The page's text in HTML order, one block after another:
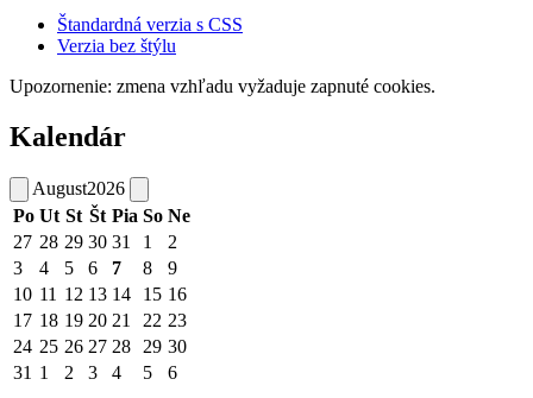
Štandardná verzia s CSS
Verzia bez štýlu
Upozornenie: zmena vzhľadu vyžaduje zapnuté cookies.
Kalendár
August2026
Po Ut St Št Pia So Ne
27 28 29 30 31 1
2
3
4 5 6 7 8
9
10 11 12 13 14 15 16
17 18 19 20 21 22 23
24 25 26 27 28 29 30
31 1 2 3 4 5 6